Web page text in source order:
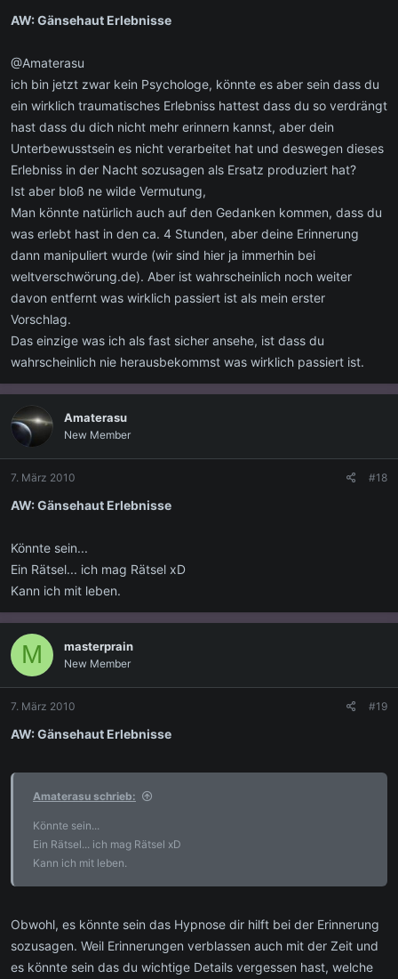
AW: Gänsehaut Erlebnisse
@Amaterasu
ich bin jetzt zwar kein Psychologe, könnte es aber sein dass du
ein wirklich traumatisches Erlebniss hattest dass du so verdrängt
hast dass du dich nicht mehr erinnern kannst, aber dein
Unterbewusstsein es nicht verarbeitet hat und deswegen dieses
Erlebniss in der Nacht sozusagen als Ersatz produziert hat?
Ist aber bloß ne wilde Vermutung,
Man könnte natürlich auch auf den Gedanken kommen, dass du
was erlebt hast in den ca. 4 Stunden, aber deine Erinnerung
dann manipuliert wurde (wir sind hier ja immerhin bei
weltverschwörung.de). Aber ist wahrscheinlich noch weiter
davon entfernt was wirklich passiert ist als mein erster
Vorschlag.
Das einzige was ich als fast sicher ansehe, ist dass du
wahrscheinlich nie herausbekommst was wirklich passiert ist.
Amaterasu
New Member
7. März 2010 #18
AW: Gänsehaut Erlebnisse
Könnte sein...
Ein Rätsel... ich mag Rätsel xD
Kann ich mit leben.
M masterprain
New Member
7. März 2010 #19
AW: Gänsehaut Erlebnisse
Amaterasu schrieb:
Könnte sein...
Ein Rätsel... ich mag Rätsel xD
Kann ich mit leben.
Obwohl, es könnte sein das Hypnose dir hilft bei der Erinnerung
sozusagen. Weil Erinnerungen verblassen auch mit der Zeit und
es könnte sein das du wichtige Details vergessen hast, welche